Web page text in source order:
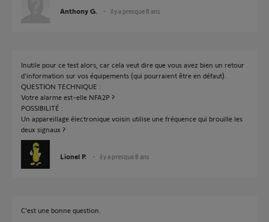
Anthony G. il y a presque 8 ans
Inutile pour ce test alors, car cela veut dire que vous avez bien un retour
d'information sur vos équipements (qui pourraient être en défaut).
QUESTION TECHNIQUE :
Votre alarme est-elle NFA2P ?
POSSIBILITÉ :
Un appareillage électronique voisin utilise une fréquence qui brouille les
deux signaux ?
Lionel P. il y a presque 8 ans
C'est une bonne question.